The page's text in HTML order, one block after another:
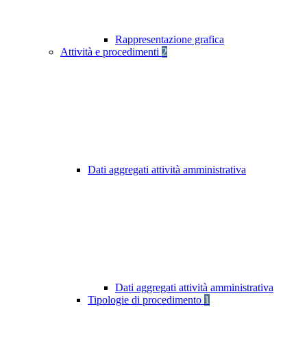
Rappresentazione grafica
Attività e procedimenti 2
Dati aggregati attività amministrativa
Dati aggregati attività amministrativa
Tipologie di procedimento 1